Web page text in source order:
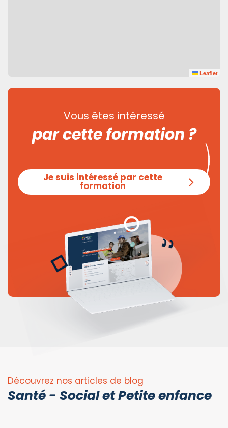
Leaflet
Vous êtes intéressé
par cette formation ?
Je suis intéressé par cette
formation
Découvrez nos articles de blog
Santé - Social et Petite enfance